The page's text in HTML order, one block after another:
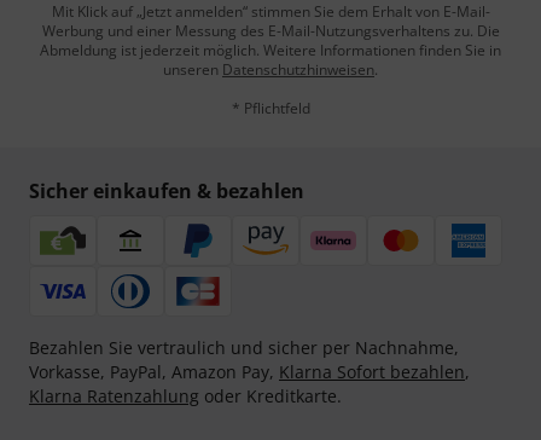
Mit Klick auf „Jetzt anmelden“ stimmen Sie dem Erhalt von E-Mail-
Werbung und einer Messung des E-Mail-Nutzungsverhaltens zu. Die
Abmeldung ist jederzeit möglich. Weitere Informationen finden Sie in
unseren Datenschutzhinweisen.
* Pflichtfeld
Sicher einkaufen & bezahlen
Bezahlen Sie vertraulich und sicher per Nachnahme,
Vorkasse, PayPal, Amazon Pay, Klarna Sofort bezahlen,
Klarna Ratenzahlung oder Kreditkarte.